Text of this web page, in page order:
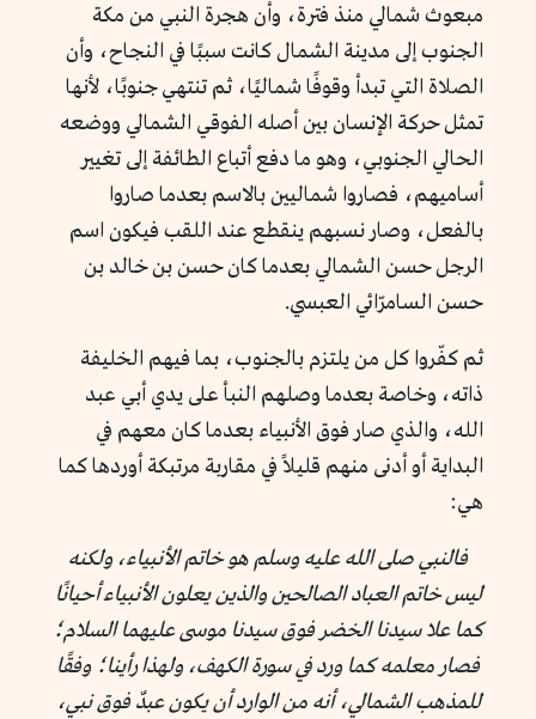
مبعوث شمالي منذ فترة، وأن هجرة النبي من مكة
الجنوب إلى مدينة الشمال كانت سببًا في النجاح، وأن
الصلاة التي تبدأ وقوفًا شماليًا، ثم تنتهي جنوبًا، لأنها
تمثل حركة الإنسان بين أصله الفوقي الشمالي ووضعه
الحالي الجنوبي، وهو ما دفع أتباع الطائفة إلى تغيير
أساميهم، فصاروا شماليين بالاسم بعدما صاروا
بالفعل، وصار نسبهم ينقطع عند اللقب فيكون اسم
الرجل حسن الشمالي بعدما كان حسن بن خالد بن
حسن السامرّائي العبسي.
ثم كفّروا كل من يلتزم بالجنوب، بما فيهم الخليفة
ذاته، وخاصة بعدما وصلهم النبأ على يدي أبي عبد
الله، والذي صار فوق الأنبياء بعدما كان معهم في
البداية أو أدنى منهم قليلاً في مقاربة مرتبكة أوردها كما
هي:
فالنبي صلى الله عليه وسلم هو خاتم الأنبياء، ولكنه
ليس خاتم العباد الصالحين والذين يعلون الأنبياء أحيانًا
كما علا سيدنا الخضر فوق سيدنا موسى عليهما السلام؛
فصار معلمه كما ورد في سورة الكهف، ولهذا رأينا؛ وفقًا
للمذهب الشمالي، أنه من الوارد أن يكون عبدٌ فوق نبي،